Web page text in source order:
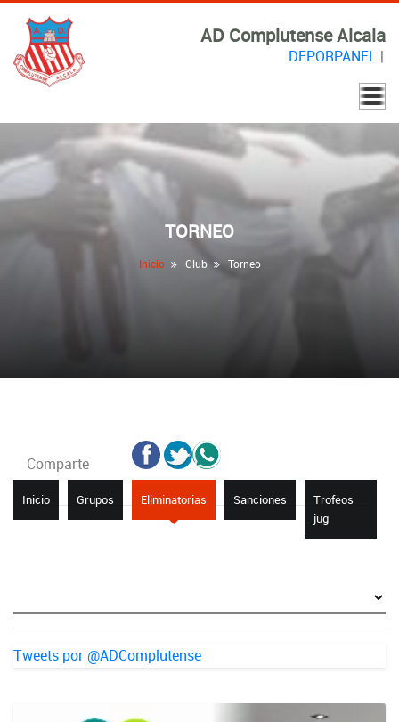
AD Complutense Alcala
DEPORPANEL|
TORNEO
Inicio Club Torneo
Comparte
Inicio Grupos Eliminatorias Sanciones
Trofeos
jug
Tweets por @ADComplutense